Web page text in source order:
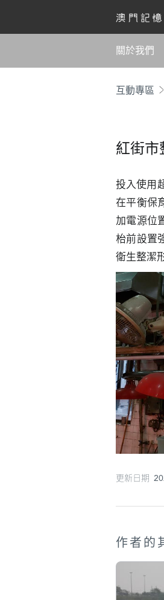
關於我們
互動專區
紅街市
投入使用
在平衡保
加電源位
枱前設置
衛生整潔
更新日期
作者的